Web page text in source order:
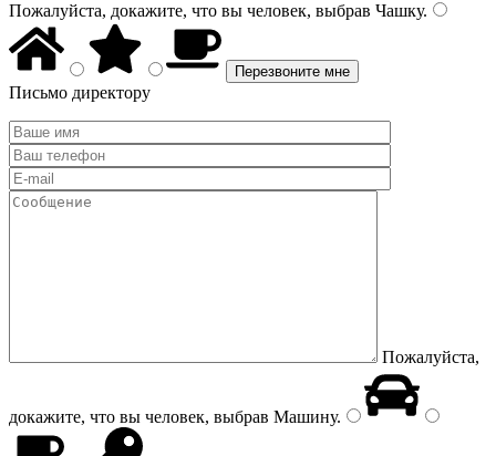
Пожалуйста, докажите, что вы человек, выбрав Чашку.
Письмо директору
Пожалуйста,
докажите, что вы человек, выбрав Машину.